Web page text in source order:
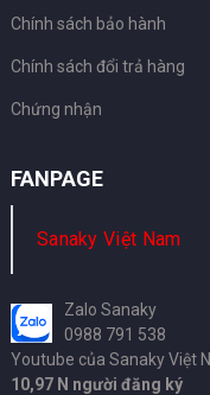
Chính sách bảo hành
Chính sách đổi trả hàng
Chứng nhận
FANPAGE
Sanaky Việt Nam
Zalo Sanaky
0988 791 538
Youtube của Sanaky Việt
10,97 N người đăng ký